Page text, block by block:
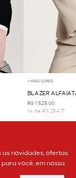
+ MAIS CORES
BLAZER
R$ 1.525,00
6x de R$ 254,17
novidades, ofertas
você, em nossa